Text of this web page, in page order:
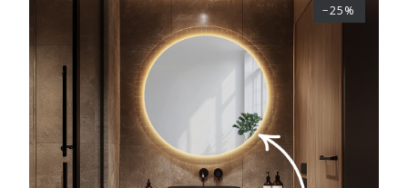
−25%